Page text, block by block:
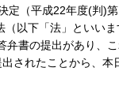
定（平成22年度(判)
以下「法」といい
書の提出があり、
されたことから、本